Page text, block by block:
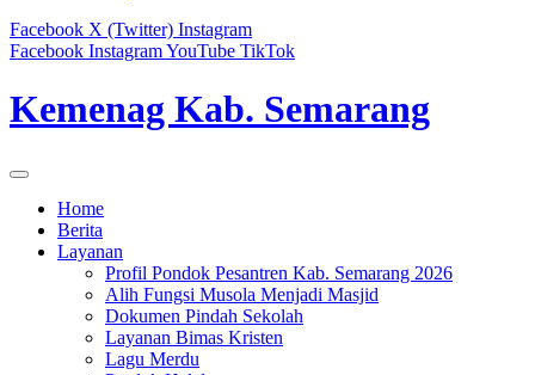
Facebook X (Twitter) Instagram
Facebook InstagramYouTube TikTok
Kemenag Kab. Semarang
Home
Berita
Layanan
Profil Pondok Pesantren Kab. Semarang 2026
Alih Fungsi Musola Menjadi Masjid
Dokumen Pindah Sekolah
Layanan Bimas Kristen
Lagu Merdu